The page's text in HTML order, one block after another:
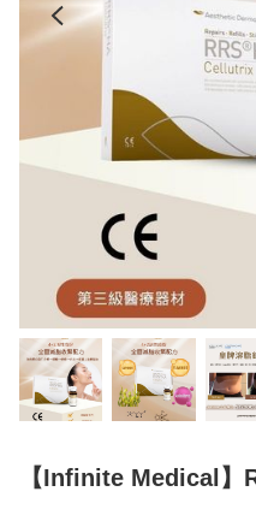
【Infinite Medical